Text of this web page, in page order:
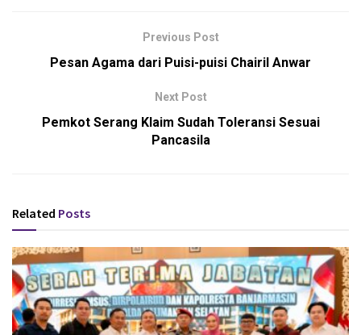
Previous Post
Pesan Agama dari Puisi-puisi Chairil Anwar
Next Post
Pemkot Serang Klaim Sudah Toleransi Sesuai
Pancasila
Related Posts